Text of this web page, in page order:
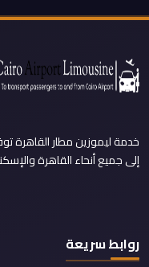
خدمة ليموزين مطار القاهرة
إلى جميع أنحاء القاهرة
روابط سريعة